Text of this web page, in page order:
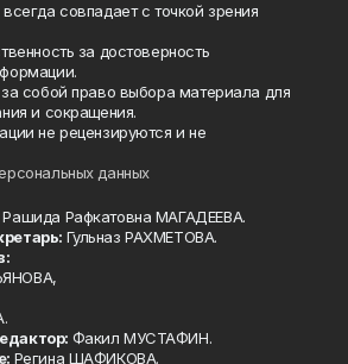
совпадает с точкой зрения
за достоверность
собой право выбора материала для
и сокращения.
не рецензируются и не
данных
Рашида Рафкатовна МАГАДЕЕВА.
Гульназ РАХМЕТОВА.
Факил МУСТАФИН.
Регина ШАФИКОВА.